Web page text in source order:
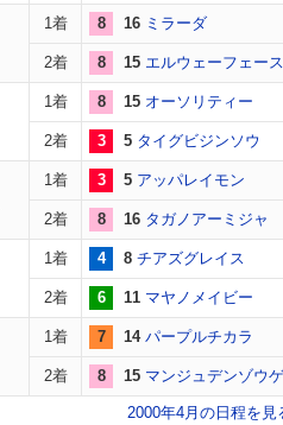
1着 8 16 ミラーダ
2着 8 15 エルウェーフェース
1着 8 15 オーソリティー
2着 3 5 タイグビジンソウ
1着 3 5 アッパレイモン
2着 8 16 タガノアーミジャ
1着 4 8 チアズグレイス
2着 6 11 マヤノメイビー
1着 7 14 パープルチカラ
2着 8 15 マンジュデンゾウゲ
2000年4月の日程を見